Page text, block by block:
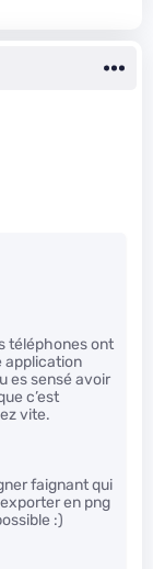
téléphones ont
application
es sensé avoir
c’est
vite.
faignant qui
en png
:)